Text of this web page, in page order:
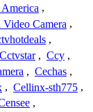
,
Video Camera ,
,
Cctvstar , Ccy ,
, Cechas ,
, Cellinx-sth775 ,
,